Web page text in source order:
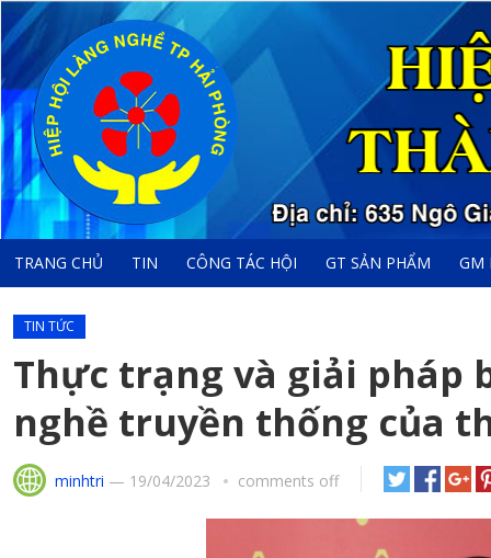
TRANG CHỦ TIN CÔNG TÁC HỘI GT SẢN PHẨM GM
TIN TỨC
Thực trạng và giải pháp
nghề truyền thống của
minhtri — 19/04/2023 comments off